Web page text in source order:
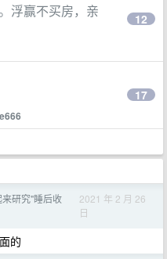
浮赢不买房，亲
12
17
研究"睡后收
2021 年 2 月 26
日
的